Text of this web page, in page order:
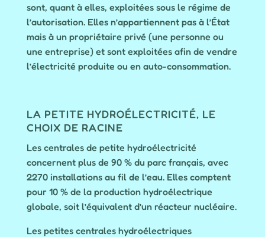
sont, quant à elles, exploitées sous le régime de
l’autorisation. Elles n’appartiennent pas à l’État
mais à un propriétaire privé (une personne ou
une entreprise) et sont exploitées afin de vendre
l’électricité produite ou en auto-consommation.
LA PETITE HYDROÉLECTRICITÉ, LE
CHOIX DE RACINE
Les centrales de petite hydroélectricité
concernent plus de 90 % du parc français, avec
2270 installations au fil de l’eau. Elles comptent
pour 10 % de la production hydroélectrique
globale, soit l’équivalent d’un réacteur nucléaire.
Les petites centrales hydroélectriques